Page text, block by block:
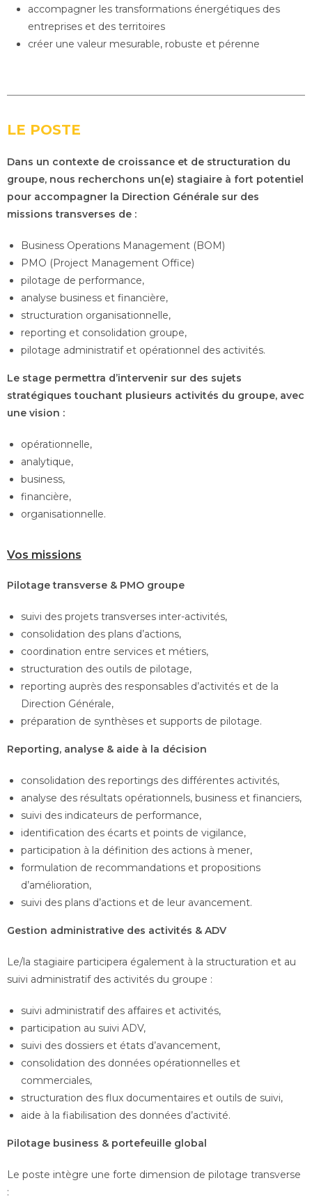
accompagner les transformations énergétiques des
entreprises et des territoires
créer une valeur mesurable, robuste et pérenne
LE POSTE
Dans un contexte de croissance et de structuration du
groupe, nous recherchons un(e) stagiaire à fort potentiel
pour accompagner la Direction Générale sur des
missions transverses de :
Business Operations Management (BOM)
PMO (Project Management Office)
pilotage de performance,
analyse business et financière,
structuration organisationnelle,
reporting et consolidation groupe,
pilotage administratif et opérationnel des activités.
Le stage permettra d’intervenir sur des sujets
stratégiques touchant plusieurs activités du groupe, avec
une vision :
opérationnelle,
analytique,
business,
financière,
organisationnelle.
Vos missions
Pilotage transverse & PMO groupe
suivi des projets transverses inter-activités,
consolidation des plans d’actions,
coordination entre services et métiers,
structuration des outils de pilotage,
reporting auprès des responsables d’activités et de la
Direction Générale,
préparation de synthèses et supports de pilotage.
Reporting, analyse & aide à la décision
consolidation des reportings des différentes activités,
analyse des résultats opérationnels, business et financiers,
suivi des indicateurs de performance,
identification des écarts et points de vigilance,
participation à la définition des actions à mener,
formulation de recommandations et propositions
d’amélioration,
suivi des plans d’actions et de leur avancement.
Gestion administrative des activités & ADV
Le/la stagiaire participera également à la structuration et au
suivi administratif des activités du groupe :
suivi administratif des affaires et activités,
participation au suivi ADV,
suivi des dossiers et états d’avancement,
consolidation des données opérationnelles et
commerciales,
structuration des flux documentaires et outils de suivi,
aide à la fiabilisation des données d’activité.
Pilotage business & portefeuille global
Le poste intègre une forte dimension de pilotage transverse
: